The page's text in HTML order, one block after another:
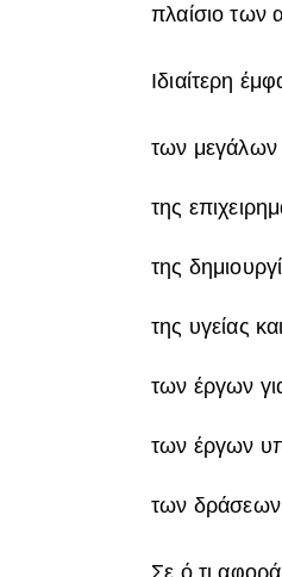
πλαίσιο των
Ιδιαίτερη
των μεγάλων
της
της
της υγείας
των έργων
των έργων
των δράσεων
Σε ό,τι